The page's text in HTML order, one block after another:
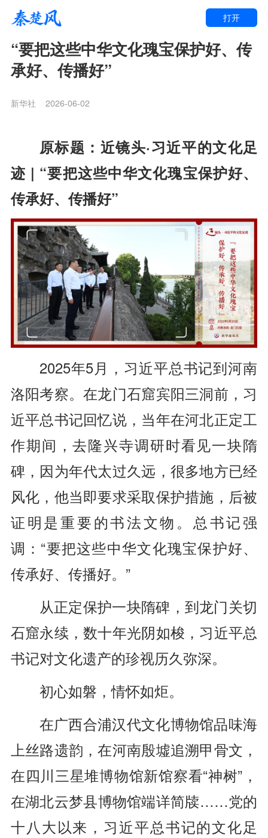
打开
“要把这些中华文化瑰宝保护好、传
承好、传播好”
新华社 2026-06-02
原标题：近镜头·习近平的文化足
迹 | “要把这些中华文化瑰宝保护好、
传承好、传播好”
2025年5月，习近平总书记到河南
洛阳考察。在龙门石窟宾阳三洞前，习
近平总书记回忆说，当年在河北正定工
作期间，去隆兴寺调研时看见一块隋
碑，因为年代太过久远，很多地方已经
风化，他当即要求采取保护措施，后被
证明是重要的书法文物。总书记强
调：“要把这些中华文化瑰宝保护好、
传承好、传播好。”
从正定保护一块隋碑，到龙门关切
石窟永续，数十年光阴如梭，习近平总
书记对文化遗产的珍视历久弥深。
初心如磐，情怀如炬。
在广西合浦汉代文化博物馆品味海
上丝路遗韵，在河南殷墟追溯甲骨文，
在四川三星堆博物馆新馆察看“神树”，
在湖北云梦县博物馆端详简牍……党的
十八大以来，习近平总书记的文化足